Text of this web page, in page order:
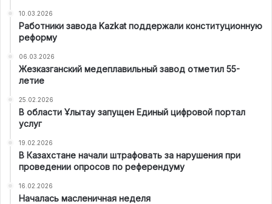
10.03.2026
Работники завода Kazkat поддержали конституционную
реформу
06.03.2026
Жезказганский медеплавильный завод отметил 55-
летие
25.02.2026
В области Ұлытау запущен Единый цифровой портал
услуг
19.02.2026
В Казахстане начали штрафовать за нарушения при
проведении опросов по референдуму
16.02.2026
Началась масленичная неделя